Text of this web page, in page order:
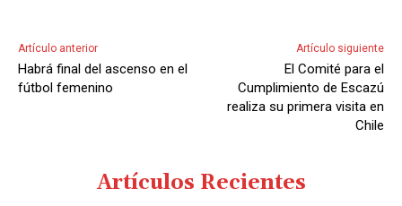
Artículo anterior
Habrá final del ascenso en el
fútbol femenino
Artículo siguiente
El Comité para el
Cumplimiento de Escazú
realiza su primera visita en
Chile
Artículos Recientes